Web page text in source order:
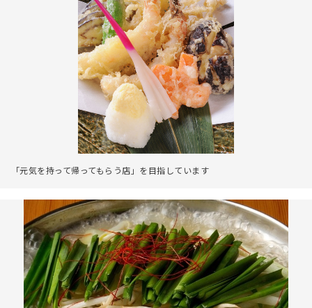
「元気を持って帰ってもらう店」を目指しています